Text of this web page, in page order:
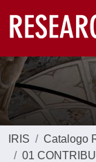
IRIS
Catalogo
01